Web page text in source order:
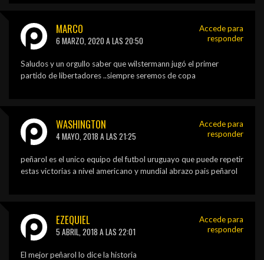
MARCO
6 MARZO, 2020 A LAS 20:50
Saludos y un orgullo saber que wilstermann jugó el primer
partido de libertadores ..siempre seremos de copa
Accede para
responder
WASHINGTON
4 MAYO, 2018 A LAS 21:25
peñarol es el unico equipo del futbol uruguayo que puede repetir
estas victorias a nivel americano y mundial abrazo pais peñarol
Accede para
responder
EZEQUIEL
5 ABRIL, 2018 A LAS 22:01
El mejor peñarol lo dice la historia
Accede para
responder